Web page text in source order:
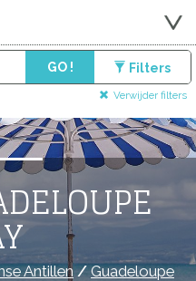
GO ! Filters
Verwijder filters
Antillen/Guadeloupe